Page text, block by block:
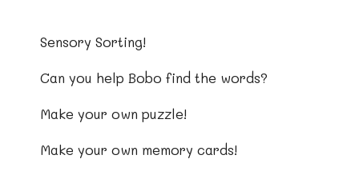
Sensory Sorting!
Can you help Bobo find the words?
Make your own puzzle!
Make your own memory cards!